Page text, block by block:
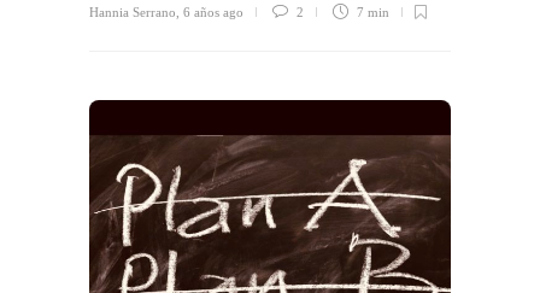
Hannia Serrano 6 años ago 2 7 min